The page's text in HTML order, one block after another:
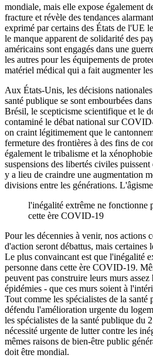
mondiale, mais elle expose également
fracture et révèle des tendances
exprimé par certains des États de l'UE
le manque apparent de solidarité des
américains sont engagés dans une
les autres pour les équipements de
matériel médical qui a fait augmenter
Aux États-Unis, les décisions
santé publique se sont embourbées
Brésil, le scepticisme scientifique et le
contaminé le débat national sur
on craint légitimement que le
fermeture des frontières à des fins de
également le tribalisme et la
suspensions des libertés civiles
y a lieu de craindre une augmentation
divisions entre les générations.
l'inégalité extrême ne fonctionne
cette ère COVID-19
Pour les décennies à venir, nos actions
d'action seront débattus, mais certaines
Le plus convaincant est que l'inégalité
personne dans cette ère COVID-19.
peuvent pas construire leurs murs
épidémies - que ces murs soient à
Tout comme les spécialistes de la
défendu l'amélioration urgente du
les spécialistes de la santé publique du
nécessité urgente de lutter contre les
mêmes raisons de bien-être public
doit être mondial.